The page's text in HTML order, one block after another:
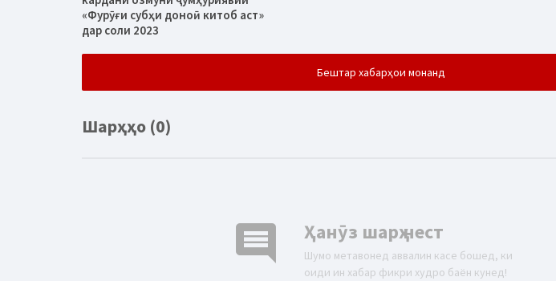
«Фурӯғи субҳи доноӣ китоб аст»
дар соли 2023
Бештар хабарҳои монанд
Шарҳҳо (0)
comment Ҳанӯз шарҳ нест
Шумо метавонед аввалин касе бошед, ки
оиди ин хабар фикри худро баён кунед!